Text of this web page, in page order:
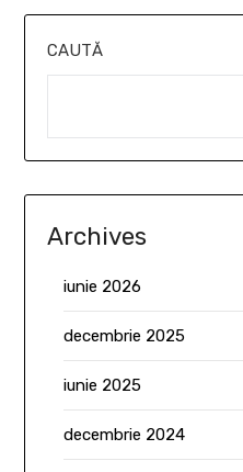
CAUTĂ
Archives
iunie 2026
decembrie 2025
iunie 2025
decembrie 2024